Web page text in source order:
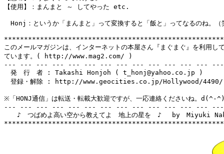
【使用】：まんまと ～ してやった etc.
Honj：というか「まんまと」って変換すると「飯と」ってなるのね。（
このメールマガジンは、インターネットの本屋さん『まぐまぐ』を利用し
ています。( http://www.mag2.com/ )
--- --- --- --- --- --- --- --- --- --- --- --- ---
発　行　者 : Takashi Honjoh ( t_honj@yahoo.co.jp )
登録・解除 : http://www.geocities.co.jp/Hollywood/4490/
※「HONJ通信」は転送・転載大歓迎ですが、一応連絡くださいね。d(^-
--- --- --- --- --- --- --- --- --- --- --- --- ---
♪　つばめよ高い空から教えてよ　地上の星を　♪　 by　Miyuki